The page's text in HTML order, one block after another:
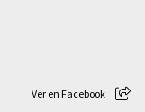
Ver en Facebook